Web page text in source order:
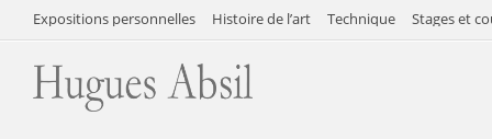
Expositions personnelles Histoire de l’art Technique Stages et